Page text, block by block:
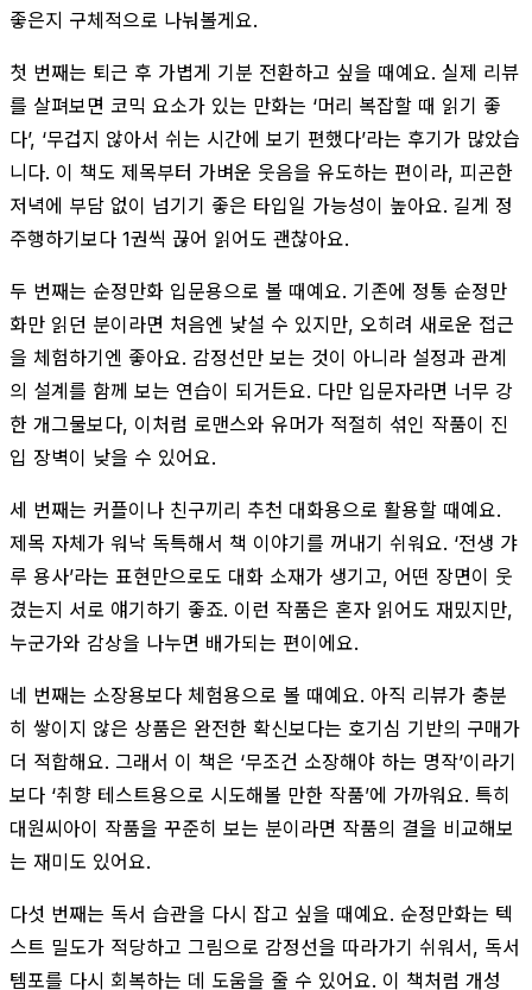
좋은지 구체적으로 나눠볼게요.
첫 번째는 퇴근 후 가볍게 기분 전환하고 싶을 때예요. 실제 리뷰
를 살펴보면 코믹 요소가 있는 만화는 ‘머리 복잡할 때 읽기 좋
다’, ‘무겁지 않아서 쉬는 시간에 보기 편했다’라는 후기가 많았습
니다. 이 책도 제목부터 가벼운 웃음을 유도하는 편이라, 피곤한
저녁에 부담 없이 넘기기 좋은 타입일 가능성이 높아요. 길게 정
주행하기보다 1권씩 끊어 읽어도 괜찮아요.
두 번째는 순정만화 입문용으로 볼 때예요. 기존에 정통 순정만
화만 읽던 분이라면 처음엔 낯설 수 있지만, 오히려 새로운 접근
을 체험하기엔 좋아요. 감정선만 보는 것이 아니라 설정과 관계
의 설계를 함께 보는 연습이 되거든요. 다만 입문자라면 너무 강
한 개그물보다, 이처럼 로맨스와 유머가 적절히 섞인 작품이 진
입 장벽이 낮을 수 있어요.
세 번째는 커플이나 친구끼리 추천 대화용으로 활용할 때예요.
제목 자체가 워낙 독특해서 책 이야기를 꺼내기 쉬워요. ‘전생 갸
루 용사’라는 표현만으로도 대화 소재가 생기고, 어떤 장면이 웃
겼는지 서로 얘기하기 좋죠. 이런 작품은 혼자 읽어도 재밌지만,
누군가와 감상을 나누면 배가되는 편이에요.
네 번째는 소장용보다 체험용으로 볼 때예요. 아직 리뷰가 충분
히 쌓이지 않은 상품은 완전한 확신보다는 호기심 기반의 구매가
더 적합해요. 그래서 이 책은 ‘무조건 소장해야 하는 명작’이라기
보다 ‘취향 테스트용으로 시도해볼 만한 작품’에 가까워요. 특히
대원씨아이 작품을 꾸준히 보는 분이라면 작품의 결을 비교해보
는 재미도 있어요.
다섯 번째는 독서 습관을 다시 잡고 싶을 때예요. 순정만화는 텍
스트 밀도가 적당하고 그림으로 감정선을 따라가기 쉬워서, 독서
템포를 다시 회복하는 데 도움을 줄 수 있어요. 이 책처럼 개성